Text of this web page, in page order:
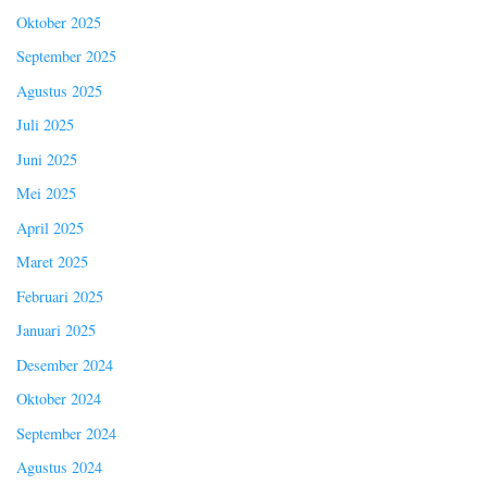
Oktober 2025
September 2025
Agustus 2025
Juli 2025
Juni 2025
Mei 2025
April 2025
Maret 2025
Februari 2025
Januari 2025
Desember 2024
Oktober 2024
September 2024
Agustus 2024